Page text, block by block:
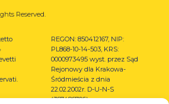
Reserved.
REGON: 850412167, NIP:
PL868-10-14-503, KRS:
0000973495 wyst. przez Sąd
Rejonowy dla Krakowa-
Śródmieścia z dnia
22.02.2002r. D-U-N-S
(367486706)